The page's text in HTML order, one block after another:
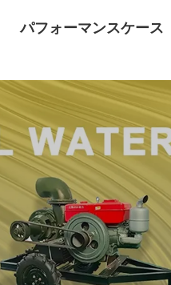
パフォーマンスケース